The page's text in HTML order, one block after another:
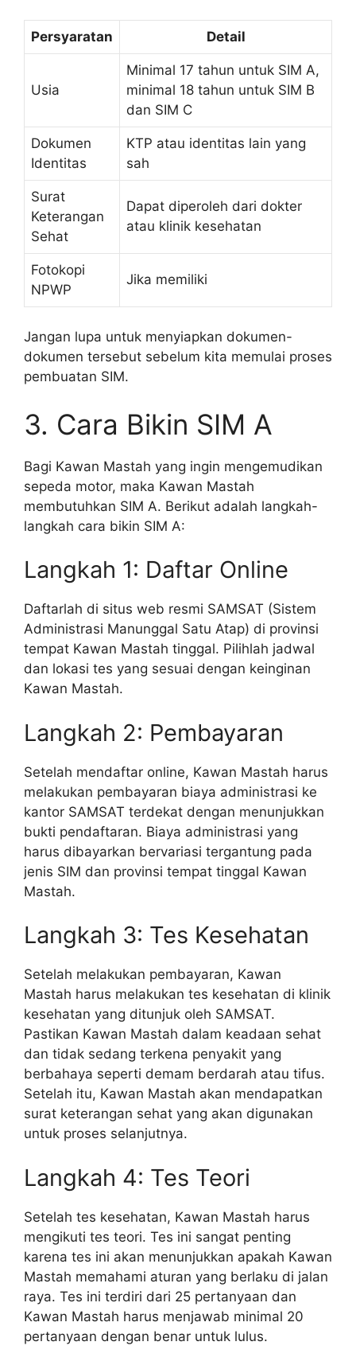
Persyaratan Detail
Usia
Minimal 17 tahun untuk SIM A,
minimal 18 tahun untuk SIM B
dan SIM C
Dokumen
Identitas
KTP atau identitas lain yang
sah
Surat
Keterangan
Sehat
Dapat diperoleh dari dokter
atau klinik kesehatan
Fotokopi
NPWP
Jika memiliki
Jangan lupa untuk menyiapkan dokumen-
dokumen tersebut sebelum kita memulai proses
pembuatan SIM.
3. Cara Bikin SIM A
Bagi Kawan Mastah yang ingin mengemudikan
sepeda motor, maka Kawan Mastah
membutuhkan SIM A. Berikut adalah langkah-
langkah cara bikin SIM A:
Langkah 1: Daftar Online
Daftarlah di situs web resmi SAMSAT (Sistem
Administrasi Manunggal Satu Atap) di provinsi
tempat Kawan Mastah tinggal. Pilihlah jadwal
dan lokasi tes yang sesuai dengan keinginan
Kawan Mastah.
Langkah 2: Pembayaran
Setelah mendaftar online, Kawan Mastah harus
melakukan pembayaran biaya administrasi ke
kantor SAMSAT terdekat dengan menunjukkan
bukti pendaftaran. Biaya administrasi yang
harus dibayarkan bervariasi tergantung pada
jenis SIM dan provinsi tempat tinggal Kawan
Mastah.
Langkah 3: Tes Kesehatan
Setelah melakukan pembayaran, Kawan
Mastah harus melakukan tes kesehatan di klinik
kesehatan yang ditunjuk oleh SAMSAT.
Pastikan Kawan Mastah dalam keadaan sehat
dan tidak sedang terkena penyakit yang
berbahaya seperti demam berdarah atau tifus.
Setelah itu, Kawan Mastah akan mendapatkan
surat keterangan sehat yang akan digunakan
untuk proses selanjutnya.
Langkah 4: Tes Teori
Setelah tes kesehatan, Kawan Mastah harus
mengikuti tes teori. Tes ini sangat penting
karena tes ini akan menunjukkan apakah Kawan
Mastah memahami aturan yang berlaku di jalan
raya. Tes ini terdiri dari 25 pertanyaan dan
Kawan Mastah harus menjawab minimal 20
pertanyaan dengan benar untuk lulus.